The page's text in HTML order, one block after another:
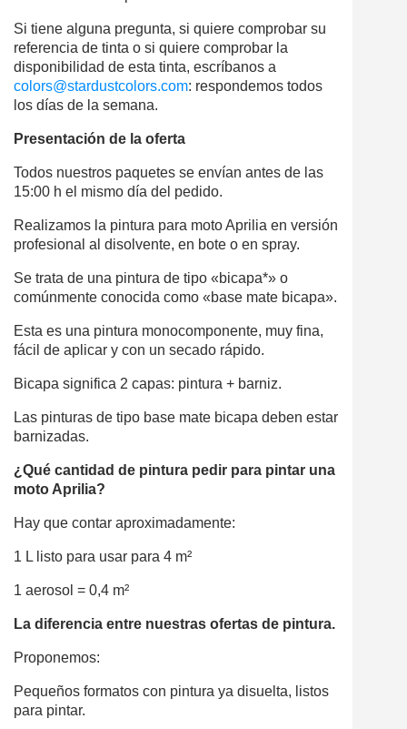
Si tiene alguna pregunta, si quiere comprobar su
referencia de tinta o si quiere comprobar la
disponibilidad de esta tinta, escríbanos a
colors@stardustcolors.com: respondemos todos
los días de la semana.
Presentación de la oferta
Todos nuestros paquetes se envían antes de las
15:00 h el mismo día del pedido.
Realizamos la pintura para moto Aprilia en versión
profesional al disolvente, en bote o en spray.
Se trata de una pintura de tipo «bicapa*» o
comúnmente conocida como «base mate bicapa».
Esta es una pintura monocomponente, muy fina,
fácil de aplicar y con un secado rápido.
Bicapa significa 2 capas: pintura + barniz.
Las pinturas de tipo base mate bicapa deben estar
barnizadas.
¿Qué cantidad de pintura pedir para pintar una
moto Aprilia?
Hay que contar aproximadamente:
1 L listo para usar para 4 m²
1 aerosol = 0,4 m²
La diferencia entre nuestras ofertas de pintura.
Proponemos:
Pequeños formatos con pintura ya disuelta, listos
para pintar.